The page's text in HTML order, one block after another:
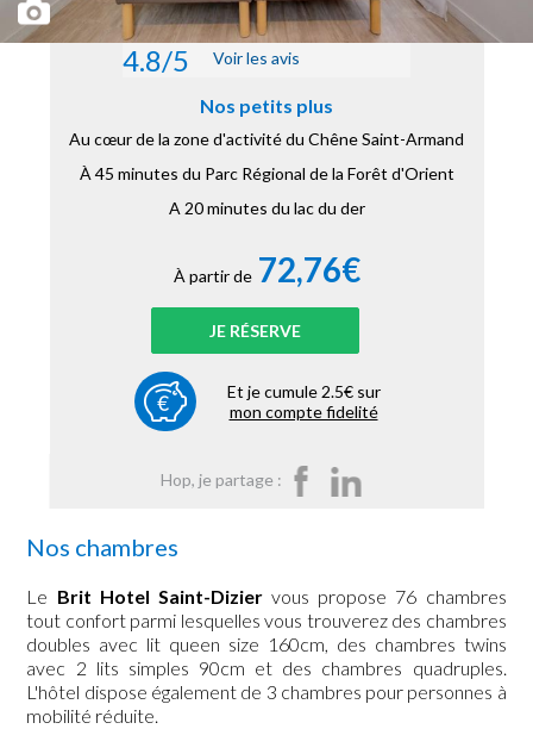
4.8/5 Voir les avis
Nos petits plus
Au cœur de la zone d'activité du Chêne Saint-Armand
À 45 minutes du Parc Régional de la Forêt d'Orient
A 20 minutes du lac du der
À partir de 72,76€
JE RÉSERVE
Et je cumule 2.5€ sur
mon compte fidelité
Hop, je partage :
Nos chambres
Le Brit Hotel Saint-Diziervous propose 76 chambres
tout confort parmi lesquelles vous trouverez des chambres
doubles avec lit queen size 160cm, des chambres twins
avec 2 lits simples 90cm et des chambres quadruples.
L'hôtel dispose également de 3 chambres pour personnes à
mobilité réduite.